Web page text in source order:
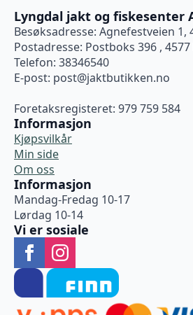
Lyngdal jakt og fiskesenter
Besøksadresse: Agnefestveien 1,
Postadresse: Postboks 396 ,
Telefon: 38346540
E-post: post@jaktbutikken.no
Foretaksregisteret: 979 759 584
Informasjon
Kjøpsvilkår
Min side
Om oss
Informasjon
Mandag-Fredag 10-17
Lørdag 10-14
Vi er sosiale